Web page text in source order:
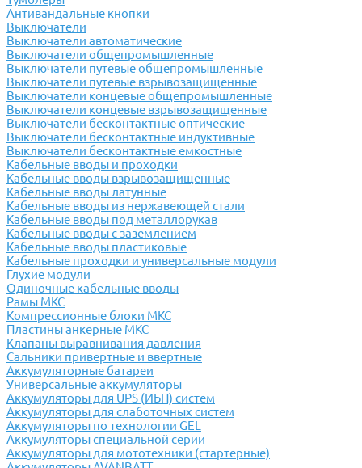
Антивандальные кнопки
Выключатели
Выключатели автоматические
Выключатели общепромышленные
Выключатели путевые общепромышленные
Выключатели путевые взрывозащищенные
Выключатели концевые общепромышленные
Выключатели концевые взрывозащищенные
Выключатели бесконтактные оптические
Выключатели бесконтактные индуктивные
Выключатели бесконтактные емкостные
Кабельные вводы и проходки
Кабельные вводы взрывозащищенные
Кабельные вводы латунные
Кабельные вводы из нержавеющей стали
Кабельные вводы под металлорукав
Кабельные вводы с заземлением
Кабельные вводы пластиковые
Кабельные проходки и универсальные модули
Глухие модули
Одиночные кабельные вводы
Рамы МКС
Компрессионные блоки МКС
Пластины анкерные МКС
Клапаны выравнивания давления
Сальники привертные и ввертные
Аккумуляторные батареи
Универсальные аккумуляторы
Аккумуляторы для UPS (ИБП) систем
Аккумуляторы для слаботочных систем
Аккумуляторы по технологии GEL
Аккумуляторы специальной серии
Аккумуляторы для мототехники (стартерные)